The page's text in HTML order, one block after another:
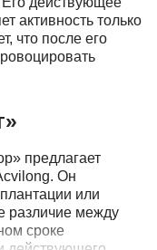
активность только
что после его
предлагает
Он
или
различие между
сроке